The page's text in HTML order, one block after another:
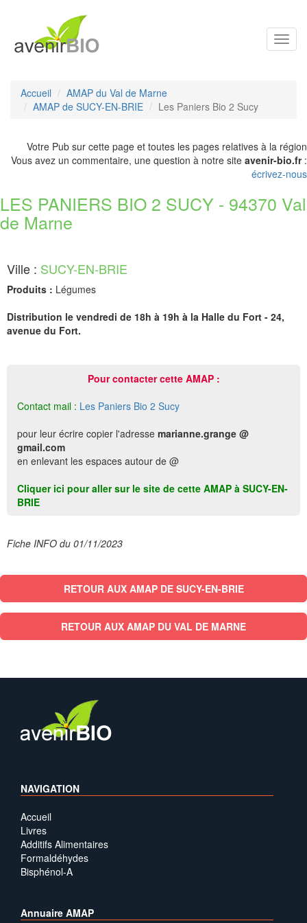
Accueil
AMAP du Val de Marne
AMAP de SUCY-EN-BRIE
Les Paniers Bio 2 Sucy
Votre Pub sur cette page et toutes les pages relatives à la région
Vous avez un commentaire, une question à notre site avenir-bio.fr:
écrivez-nous
LES PANIERS BIO 2 SUCY - 94370 Val
de Marne
Ville : SUCY-EN-BRIE
Produits : Légumes
Distribution le vendredi de 18h à 19h à la Halle du Fort - 24,
avenue du Fort.
Pour contacter cette AMAP :
Contact mail : Les Paniers Bio 2 Sucy
pour leur écrire copier l'adresse marianne.grange @
gmail.com
en enlevant les espaces autour de @
Cliquer ici pour aller sur le site de cette AMAP à SUCY-EN-
BRIE
Fiche INFO du 01/11/2023
RETOUR AUX AMAP DE SUCY-EN-BRIE
RETOUR AUX AMAP DU VAL DE MARNE
NAVIGATION
Accueil
Livres
Additifs Alimentaires
Formaldéhydes
Bisphénol-A
Annuaire AMAP